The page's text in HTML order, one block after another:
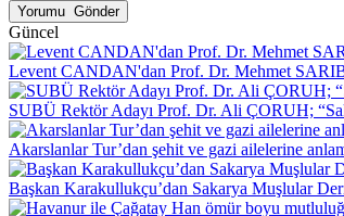
Güncel
Levent CANDAN'dan Prof. Dr. Mehmet
SUBÜ Rektör Adayı Prof. Dr. Ali ÇORUH;
Akarslanlar Tur’dan şehit ve gazi ailelerine
Başkan Karakullukçu’dan Sakarya Muşlular